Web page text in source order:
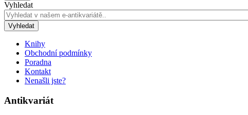
Vyhledat
Vyhledat
Knihy
Obchodní podmínky
Poradna
Kontakt
Nenašli jste?
Antikvariát